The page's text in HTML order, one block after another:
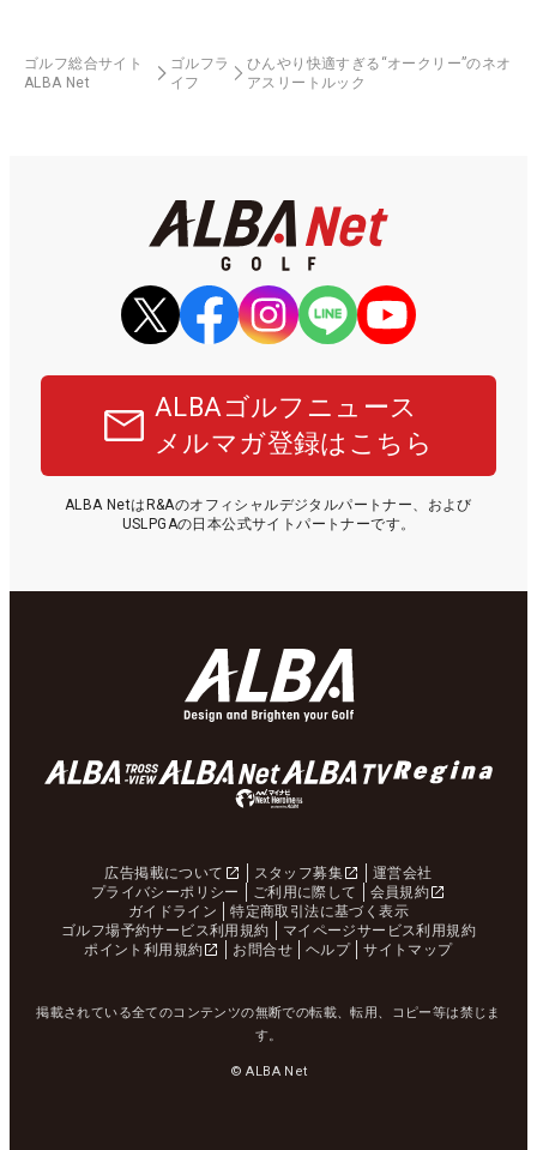
ゴルフ総合サイト
ALBA Net
ゴルフラ
イフ
ひんやり快適すぎる“オークリー”のネオ
アスリートルック
ALBAゴルフニュース
メルマガ登録はこちら
ALBA NetはR&Aのオフィシャルデジタルパートナー、および
USLPGAの日本公式サイトパートナーです。
広告掲載について スタッフ募集
運営会社
プライバシーポリシー
ご利用に際して
会員規約
ガイドライン
特定商取引法に基づく表示
ゴルフ場予約サービス利用規約
マイページサービス利用規約
ポイント利用規約
お問合せ ヘルプ サイトマップ
掲載されている全てのコンテンツの無断での転載、転用、コピー等は禁じま
す。
© ALBA Net